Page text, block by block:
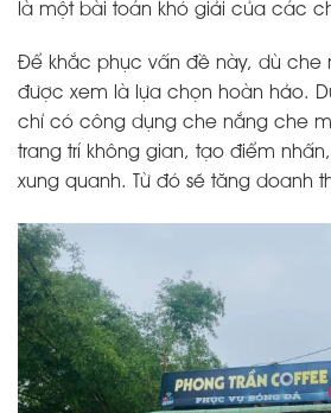
là một bài toán khó giải của các
Để khắc phục vấn đề này, dù che
được xem là lựa chọn hoàn hảo.
chỉ có công dụng che nắng che
trang trí không gian, tạo điểm
xung quanh. Từ đó sẽ tăng doanh